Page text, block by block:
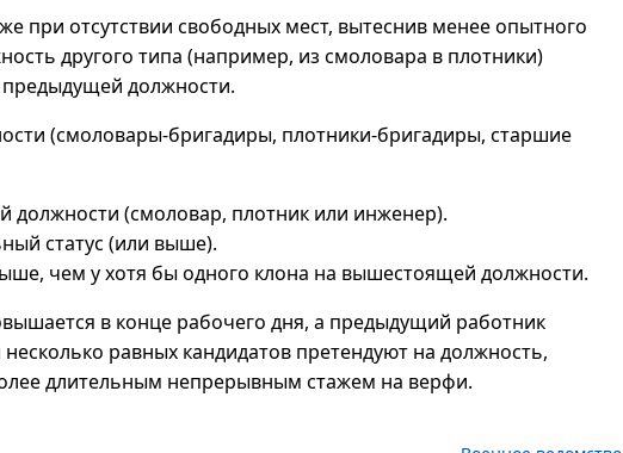
при отсутствии свободных мест, вытеснив менее опытного
другого типа (например, из смоловара в плотники)
предыдущей должности.
(смоловары-бригадиры, плотники-бригадиры, старшие
должности (смоловар, плотник или инженер).
статус (или выше).
чем у хотя бы одного клона на вышестоящей должности.
в конце рабочего дня, а предыдущий работник
равных кандидатов претендуют на должность,
длительным непрерывным стажем на верфи.